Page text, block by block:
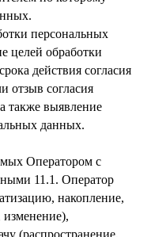
персональных
целей обработки
действия согласия
отзыв согласия
также выявление
данных.
Оператором с
11.1. Оператор
накопление,
изменение),
(распространение,